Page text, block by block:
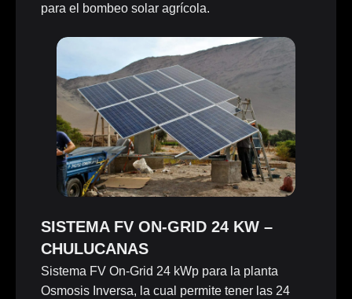
para el bombeo solar agrícola.
SISTEMA FV ON-GRID 24 KW –
CHULUCANAS
Sistema FV On-Grid 24 kWp para la planta
Osmosis Inversa, la cual permite tener las 24